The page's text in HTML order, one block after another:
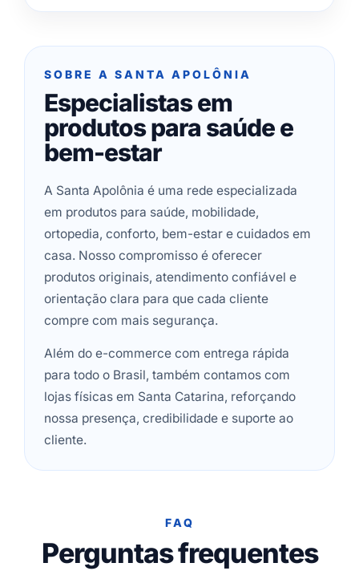
SOBRE A SANTA APOLÔNIA
Especialistas em
produtos para saúde e
bem-estar
A Santa Apolônia é uma rede especializada
em produtos para saúde, mobilidade,
ortopedia, conforto, bem-estar e cuidados em
casa. Nosso compromisso é oferecer
produtos originais, atendimento confiável e
orientação clara para que cada cliente
compre com mais segurança.
Além do e-commerce com entrega rápida
para todo o Brasil, também contamos com
lojas físicas em Santa Catarina, reforçando
nossa presença, credibilidade e suporte ao
cliente.
FAQ
Perguntas frequentes